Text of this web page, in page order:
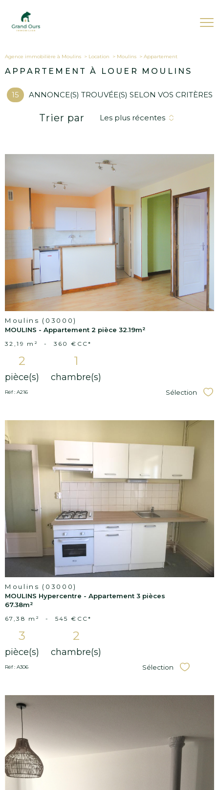
Agence immobilière à Moulins Location Moulins appartement
APPARTEMENT À LOUER MOULINS
15 ANNONCE(S) TROUVÉE(S) SELON VOS CRITÈRES
Trier par Les plus récentes
Voir le
bien
Moulins (03000)
MOULINS - Appartement 2 pièce 32.19m²
32,19 m² - 360 € CC*
2
pièce(s)
1
chambre(s)
Réf : A216 Sélection
Voir le
bien
Moulins (03000)
MOULINS Hypercentre - Appartement 3 pièces
67.38m²
67,38 m² - 545 € CC*
3
pièce(s)
2
chambre(s)
Réf : A306 Sélection Sélectionner